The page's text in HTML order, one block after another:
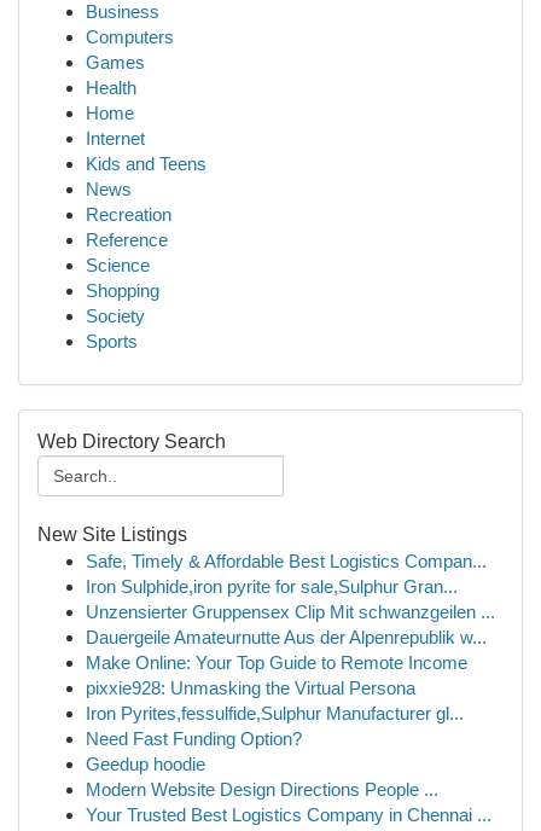
Business
Computers
Games
Health
Home
Internet
Kids and Teens
News
Recreation
Reference
Science
Shopping
Society
Sports
Web Directory Search
New Site Listings
Safe, Timely & Affordable Best Logistics Compan...
Iron Sulphide,iron pyrite for sale,Sulphur Gran...
Unzensierter Gruppensex Clip Mit schwanzgeilen ...
Dauergeile Amateurnutte Aus der Alpenrepublik w...
Make Online: Your Top Guide to Remote Income
pixxie928: Unmasking the Virtual Persona
Iron Pyrites,fessulfide,Sulphur Manufacturer gl...
Need Fast Funding Option?
Geedup hoodie
Modern Website Design Directions People ...
Your Trusted Best Logistics Company in Chennai ...